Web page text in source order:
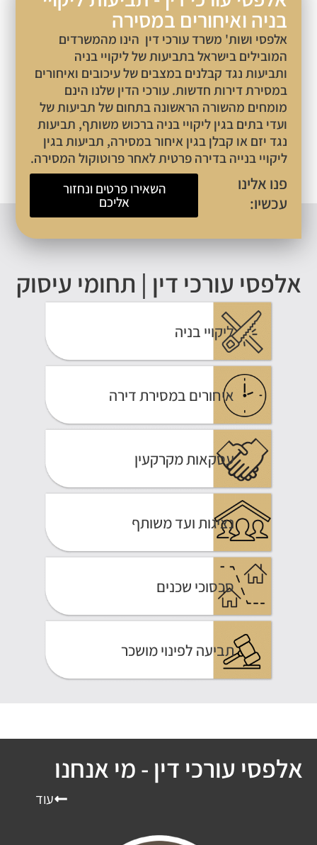
ואיחורים במסירה
ושות' משרד עורכי דין הינו מהמשרדים
בישראל בתביעות של ליקויי בניה
נגד קבלנים במצבים של עיכובים ואיחורים
דירות חדשות. עורכי הדין שלנו הינם
מהשורה הראשונה בתחום של תביעות של
בתים בגין ליקויי בניה ברכוש משותף, תביעות
יזם או קבלן בגין איחור במסירה, תביעות בגין
בנייה בדירה פרטית לאחר פרוטוקול המסירה.
אלינו
השאירו פרטים ונחזור
עורכי דין | תחומי עיסוק
ליקויי בניה
איחורים במסירת דירה
עסקאות מקרקעין
נציגות ועד משותף
סכסוכי שכנים
תביעה לפינוי מושכר
עורכי דין - מי אנחנו